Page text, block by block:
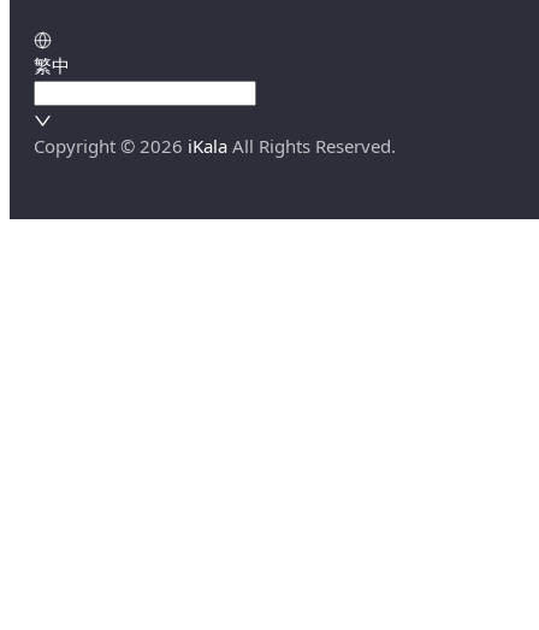
繁中
Copyright © 2026 iKala All Rights Reserved.